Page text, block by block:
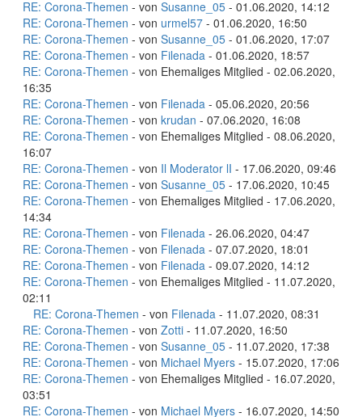
RE: Corona-Themen - von Susanne_05 - 01.06.2020, 14:12
RE: Corona-Themen - von urmel57 - 01.06.2020, 16:50
RE: Corona-Themen - von Susanne_05 - 01.06.2020, 17:07
RE: Corona-Themen - von Filenada - 01.06.2020, 18:57
RE: Corona-Themen - von Ehemaliges Mitglied - 02.06.2020,
16:35
RE: Corona-Themen - von Filenada - 05.06.2020, 20:56
RE: Corona-Themen - von krudan - 07.06.2020, 16:08
RE: Corona-Themen - von Ehemaliges Mitglied - 08.06.2020,
16:07
RE: Corona-Themen - von Il Moderator lI - 17.06.2020, 09:46
RE: Corona-Themen - von Susanne_05 - 17.06.2020, 10:45
RE: Corona-Themen - von Ehemaliges Mitglied - 17.06.2020,
14:34
RE: Corona-Themen - von Filenada - 26.06.2020, 04:47
RE: Corona-Themen - von Filenada - 07.07.2020, 18:01
RE: Corona-Themen - von Filenada - 09.07.2020, 14:12
RE: Corona-Themen - von Ehemaliges Mitglied - 11.07.2020,
02:11
RE: Corona-Themen - von Filenada - 11.07.2020, 08:31
RE: Corona-Themen - von Zotti - 11.07.2020, 16:50
RE: Corona-Themen - von Susanne_05 - 11.07.2020, 17:38
RE: Corona-Themen - von Michael Myers - 15.07.2020, 17:06
RE: Corona-Themen - von Ehemaliges Mitglied - 16.07.2020,
03:51
RE: Corona-Themen - von Michael Myers - 16.07.2020, 14:50